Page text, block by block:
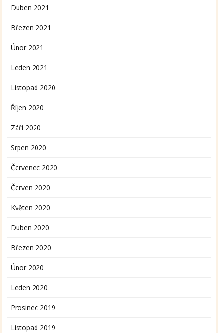
Duben 2021
Březen 2021
Únor 2021
Leden 2021
Listopad 2020
Říjen 2020
Září 2020
Srpen 2020
Červenec 2020
Červen 2020
Květen 2020
Duben 2020
Březen 2020
Únor 2020
Leden 2020
Prosinec 2019
Listopad 2019